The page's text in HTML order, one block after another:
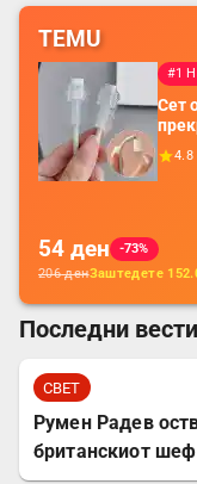
TEMU
#1
Сет
4.8
54 ден
-73%
206денЗаштедете
Последни вести
СВЕТ
Румен Радев
британскиот